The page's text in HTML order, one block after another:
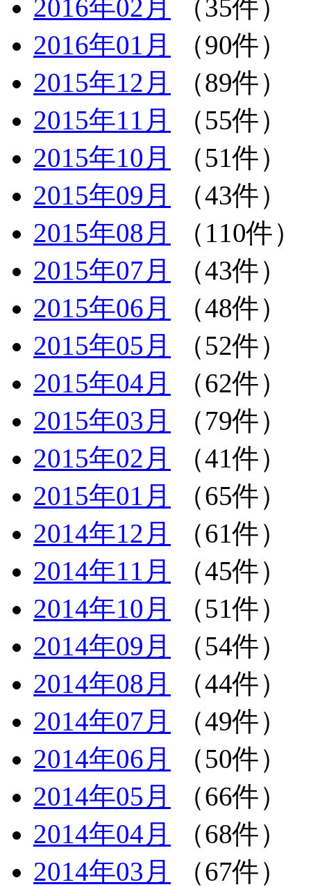
2016年02月
（35件）
2016年01月
（90件）
2015年12月
（89件）
2015年11月
（55件）
2015年10月
（51件）
2015年09月
（43件）
2015年08月
（110件）
2015年07月
（43件）
2015年06月
（48件）
2015年05月
（52件）
2015年04月
（62件）
2015年03月
（79件）
2015年02月
（41件）
2015年01月
（65件）
2014年12月
（61件）
2014年11月
（45件）
2014年10月
（51件）
2014年09月
（54件）
2014年08月
（44件）
2014年07月
（49件）
2014年06月
（50件）
2014年05月
（66件）
2014年04月
（68件）
2014年03月
（67件）